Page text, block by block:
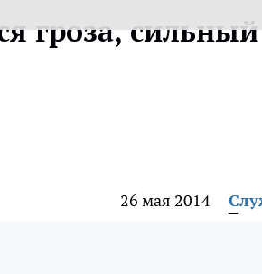
гроза, сильный
26 мая 2014